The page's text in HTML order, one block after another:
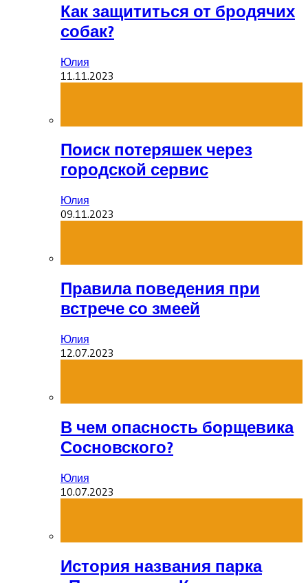
Как защититься от бродячих
собак?
Юлия
11.11.2023
Поиск потеряшек через
городской сервис
Юлия
09.11.2023
Правила поведения при
встрече со змеей
Юлия
12.07.2023
В чем опасность борщевика
Сосновского?
Юлия
10.07.2023
История названия парка